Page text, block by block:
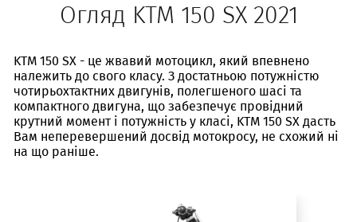
Огляд KTM 150 SX 2021
KTM 150 SX - це жвавий мотоцикл, який впевнено
належить до свого класу. З достатньою потужністю
чотирьохтактних двигунів, полегшеного шасі та
компактного двигуна, що забезпечує провідний
крутний момент і потужність у класі, KTM 150 SX дасть
Вам неперевершений досвід мотокросу, не схожий ні
на що раніше.